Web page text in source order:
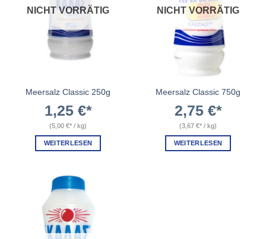
NICHT VORRÄTIG
Meersalz Classic 250g
1,25 €
(5,00 € / kg)
WEITERLESEN
NICHT VORRÄTIG
Meersalz Classic 750g
2,75 €
(3,67 € / kg)
WEITERLESEN